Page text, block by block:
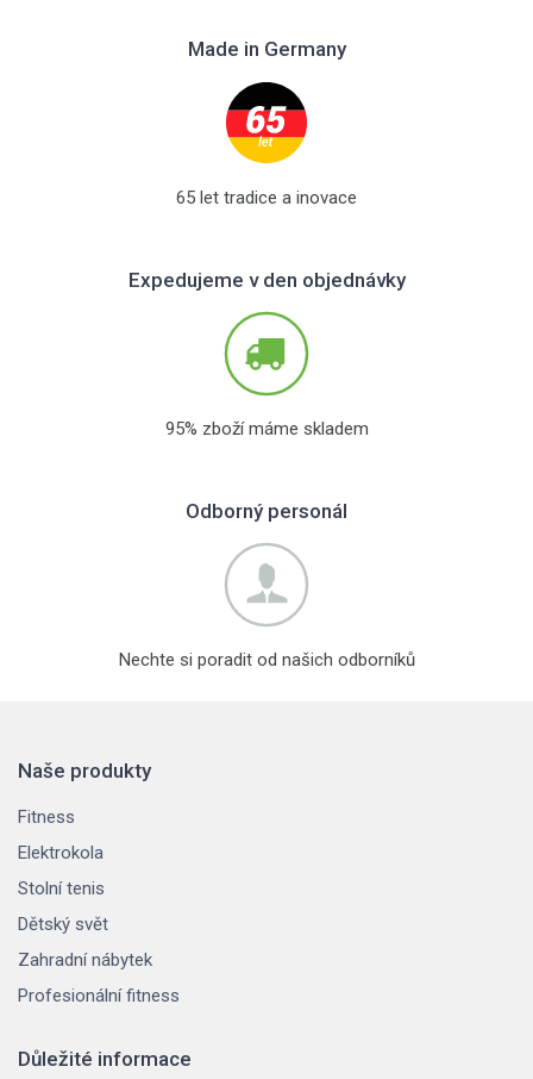
Made in Germany
65 let tradice a inovace
Expedujeme v den objednávky
95% zboží máme skladem
Odborný personál
Nechte si poradit od našich odborníků
Naše produkty
Fitness
Elektrokola
Stolní tenis
Dětský svět
Zahradní nábytek
Profesionální fitness
Důležité informace